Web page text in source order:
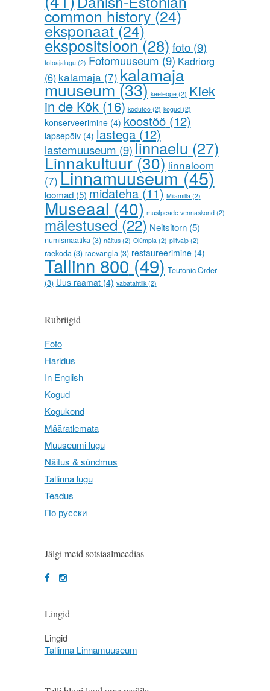
common history(24)
eksponaat(24)
ekspositsioon(28) foto(9)
fotoajalugu(2) Fotomuuseum (9) Kadriorg
(6) kalamaja (7)kalamaja
muuseum(33) keeleõpe(2) Kiek
in de Kök(16) kodutöö(2) kogud(2)
konserveerimine(4) koostöö(12)
lapsepõlv(4) lastega(12)
lastemuuseum (9)linnaelu (27)
Linnakultuur(30) linnaloom
(7)Linnamuuseum(45)
loomad(5) midateha(11) Miiamilla (2)
Museaal(40) mustpeade vennaskond(2)
mälestused(22) Neitsitorn(5)
numismaatika (3) näitus(2) Olümpia (2) piltvaip(2)
raekoda (3) raevangla (3) restaureerimine(4)
Tallinn 800(49) Teutonic Order
(3) Uus raamat(4) vabatahtlik(2)
Rubriigid
Foto
Haridus
In English
Kogud
Kogukond
Määratlemata
Muuseumi lugu
Näitus & sündmus
Tallinna lugu
Teadus
По русски
Jälgi meid sotsiaalmeedias
Lingid
Lingid
Tallinna Linnamuuseum